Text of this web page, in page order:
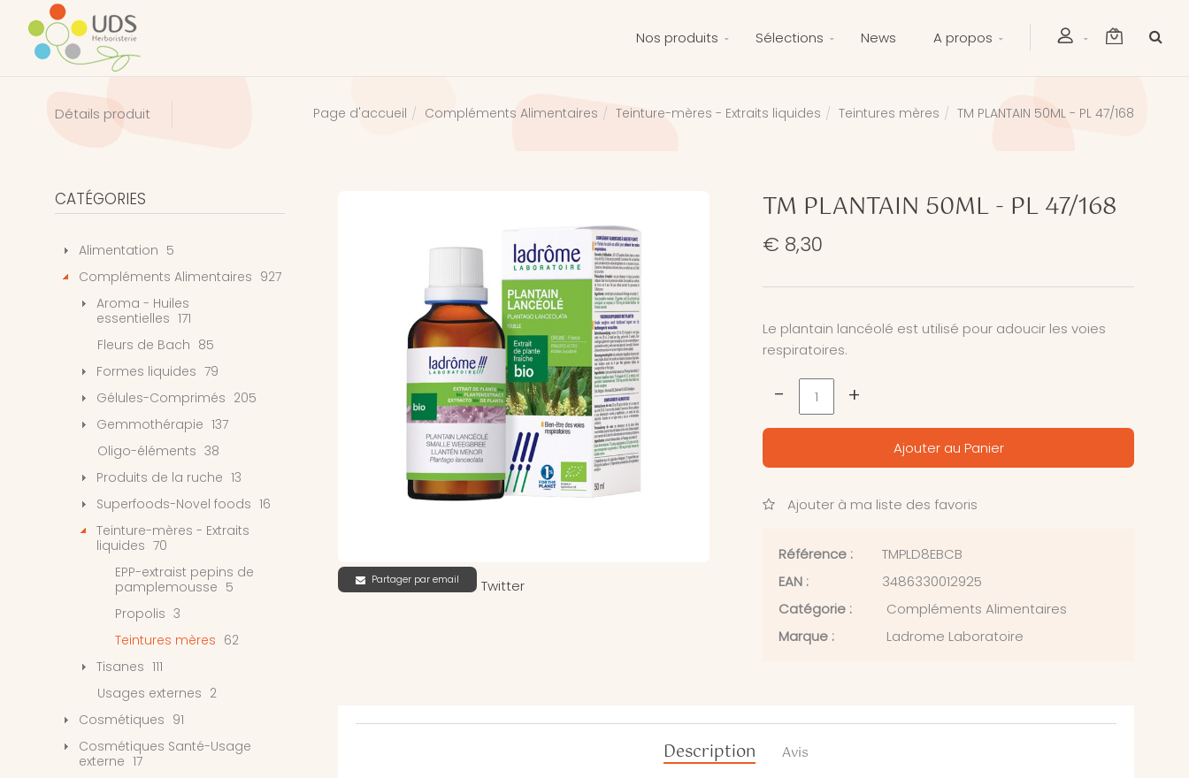
Nos produits Sélections News A propos
Détails produit Page d'accueil Compléments Alimentaires Teinture-mères - Extraits liquides Teintures mères TM PLANTAIN 50ML - PL 47/168
Partager par email Twitter
TM PLANTAIN 50ML - PL 47/168
€ 8,30
Le plantain lancéolé est utilisé pour adoucir les voies
respiratoires.
- +
Ajouter au Panier
Ajouter à ma liste des favoris
Référence :
TMPLD8EBCB
EAN :
3486330012925
Catégorie :
Compléments Alimentaires
Marque :
Ladrome Laboratoire
Description Avis
CATÉGORIES
Alimentation 5
Compléments Alimentaires 927
Aroma - Huiles
essentielles 171
Fleurs de Bach 85
Formes liquides 79
Gélules-Comprimés 205
Gemmothérapie 137
Oligo-éléments 38
Produits de la ruche 13
Superfoods-Novel foods 16
Teinture-mères - Extraits
liquides 70
EPP-extraist pepins de
pamplemousse 5
Propolis 3
Teintures mères 62
Tisanes 111
Usages externes 2
Cosmétiques 91
Cosmétiques Santé-Usage
externe 17